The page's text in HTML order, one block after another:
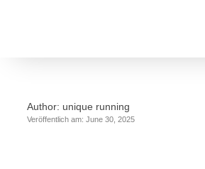
Author: unique running
Veröffentlich am: June 30, 2025